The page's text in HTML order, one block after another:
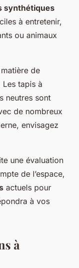
synthétiques
à entretenir,
ou animaux
de
tapis à
neutres sont
de nombreux
envisagez
une évaluation
de l’espace,
actuels pour
à vos
à